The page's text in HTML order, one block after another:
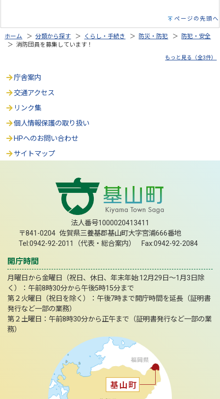
ページの先頭へ
ホーム ＞分類から探す ＞ くらし・手続き ＞ 防災・防犯 ＞
防犯・安全
＞ 消防団員を募集しています！
もっと見る（全3件）
庁舎案内
交通アクセス
リンク集
個人情報保護の取り扱い
HPへのお問い合わせ
サイトマップ
法人番号1000020413411
〒841-0204 佐賀県三養基郡基山町大字宮浦666番地
Tel:0942-92-2011（代表・総合案内） Fax:0942-92-2084
開庁時間
月曜日から金曜日（祝日、休日、年末年始:12月29日～1月3日除
く）：午前8時30分から午後5時15分まで
第２火曜日（祝日を除く）：午後7時まで開庁時間を延長（証明書
発行など一部の業務）
第２土曜日：午前8時30分から正午まで（証明書発行など一部の業
務）